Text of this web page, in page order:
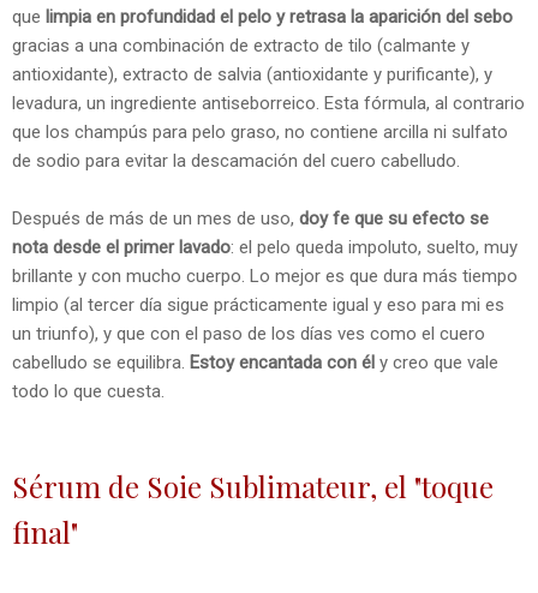
que limpia en profundidad el pelo y retrasa la aparición del sebo
gracias a una combinación de extracto de tilo (calmante y
antioxidante), extracto de salvia (antioxidante y purificante), y
levadura, un ingrediente antiseborreico. Esta fórmula, al contrario
que los champús para pelo graso, no contiene arcilla ni sulfato
de sodio para evitar la descamación del cuero cabelludo.
Después de más de un mes de uso, doy fe que su efecto se
nota desde el primer lavado: el pelo queda impoluto, suelto, muy
brillante y con mucho cuerpo. Lo mejor es que dura más tiempo
limpio (al tercer día sigue prácticamente igual y eso para mi es
un triunfo), y que con el paso de los días ves como el cuero
cabelludo se equilibra. Estoy encantada con él y creo que vale
todo lo que cuesta.
Sérum de Soie Sublimateur, el "toque
final"